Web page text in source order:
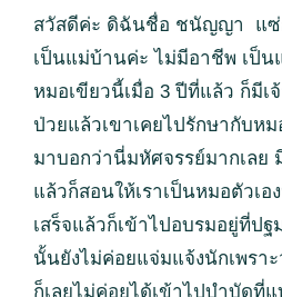
สวัสดีค่ะ ดิฉันชื่อ ชนัญญา แซ่
เป็นแม่บ้านค่ะ ไม่มีอาชีพ เป็
หมอเขียวนี้เมื่อ 3 ปีที่แล้ว ก็มีเ
ป่วยแล้วเขาเคยไปรักษากับหม
มาบอกว่านี่มหัศจรรย์มากเลย
แล้วก็สอนให้เราเป็นหมอตัวเ
เสร็จแล้วก็เข้าไปอบรมอยู่ที่ป
นั้นยังไม่ค่อยแจ่มแจ้งนักเพรา
ก็เลยไม่ค่อยได้เข้าไปบำบัดที่